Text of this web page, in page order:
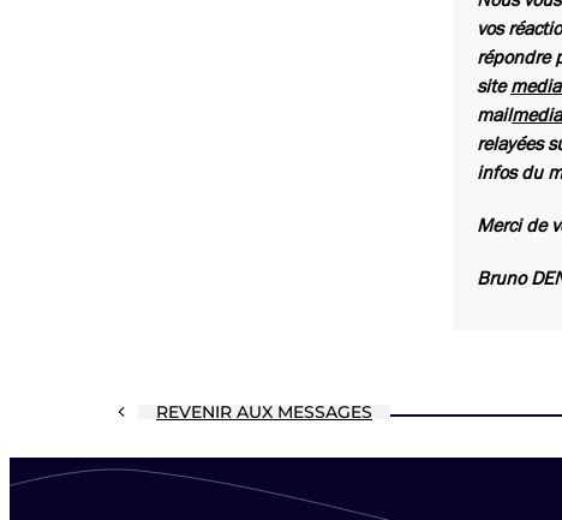
vos
répondre
site
mail
relayées
infos du
Merci de
Bruno
REVENIR AUX MESSAGES